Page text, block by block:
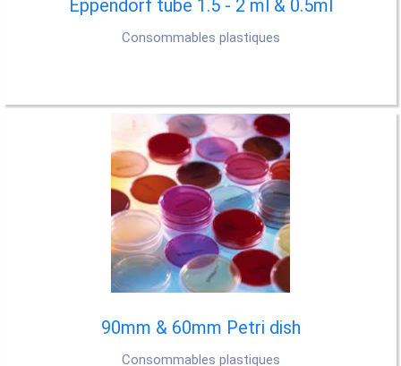
Eppendorf tube 1.5 - 2 ml & 0.5ml
Consommables plastiques
90mm & 60mm Petri dish
Consommables plastiques